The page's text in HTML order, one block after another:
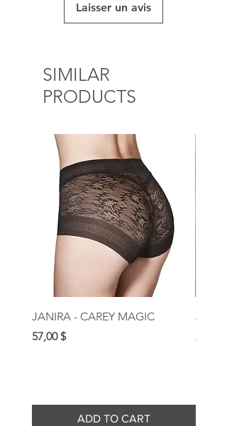
Laisser un avis
SIMILAR
PRODUCTS
JANIRA - CAREY MAGIC
Prix
57,00 $
ADD TO CART
Prix
209,00